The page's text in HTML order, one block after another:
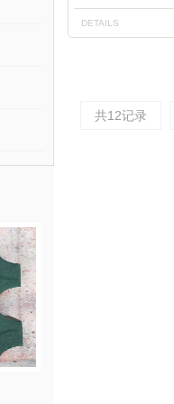
DETAILS
共12记录